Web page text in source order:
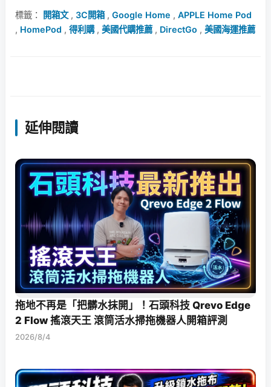
標籤： 開箱文, 3C開箱, Google Home , APPLE Home Pod
, HomePod , 得利購, 美國代購推薦, DirectGo , 美國海運推薦
延伸閱讀
拖地不再是「把髒水抹開」！石頭科技 Qrevo Edge
2 Flow 搖滾天王 滾筒活水掃拖機器人開箱評測
2026/8/4